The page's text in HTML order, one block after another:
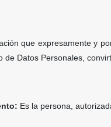
que expresamente y
de Datos Personales,
Es la persona,